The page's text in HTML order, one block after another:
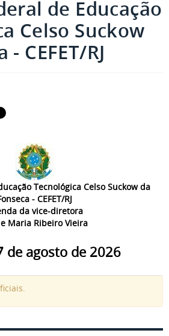
de Educação
Celso Suckow
CEFET/RJ
Tecnológica Celso Suckow da
- CEFET/RJ
da vice-diretora
Maria Ribeiro Vieira
de agosto de 2026